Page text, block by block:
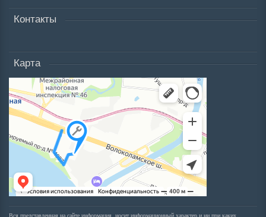
Контакты
Карта
Вся представленная на сайте информация, носит информационный характер и ни при каких